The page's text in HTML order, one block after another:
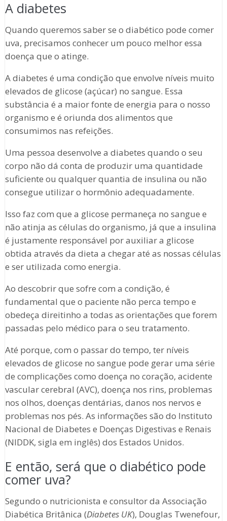
A diabetes
Quando queremos saber se o diabético pode comer
uva, precisamos conhecer um pouco melhor essa
doença que o atinge.
A diabetes é uma condição que envolve níveis muito
elevados de glicose (açúcar) no sangue. Essa
substância é a maior fonte de energia para o nosso
organismo e é oriunda dos alimentos que
consumimos nas refeições.
Uma pessoa desenvolve a diabetes quando o seu
corpo não dá conta de produzir uma quantidade
suficiente ou qualquer quantia de insulina ou não
consegue utilizar o hormônio adequadamente.
Isso faz com que a glicose permaneça no sangue e
não atinja as células do organismo, já que a insulina
é justamente responsável por auxiliar a glicose
obtida através da dieta a chegar até as nossas células
e ser utilizada como energia.
Ao descobrir que sofre com a condição, é
fundamental que o paciente não perca tempo e
obedeça direitinho a todas as orientações que forem
passadas pelo médico para o seu tratamento.
Até porque, com o passar do tempo, ter níveis
elevados de glicose no sangue pode gerar uma série
de complicações como doença no coração, acidente
vascular cerebral (AVC), doença nos rins, problemas
nos olhos, doenças dentárias, danos nos nervos e
problemas nos pés. As informações são do Instituto
Nacional de Diabetes e Doenças Digestivas e Renais
(NIDDK, sigla em inglês) dos Estados Unidos.
E então, será que o diabético pode
comer uva?
Segundo o nutricionista e consultor da Associação
Diabética Britânica (Diabetes UK), Douglas Twenefour,